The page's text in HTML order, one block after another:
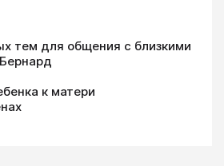
тем для общения с близкими
к матери